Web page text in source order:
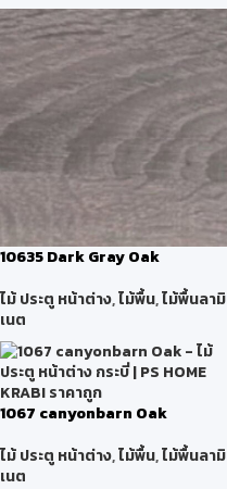
10635 Dark Gray Oak
ไม้ ประตู หน้าต่าง,ไม้พื้น,ไม้พื้นลามิ
เนต
1067 canyonbarn Oak
ไม้ ประตู หน้าต่าง,ไม้พื้น,ไม้พื้นลามิ
เนต